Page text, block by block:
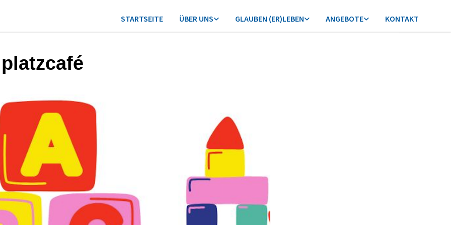
STARTSEITE ÜBER UNS GLAUBEN (ER)LEBEN ANGEBOTE KONTAKT